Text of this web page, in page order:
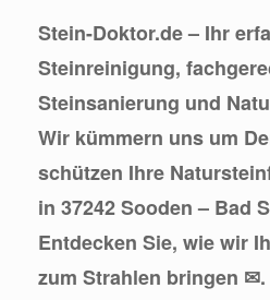
Stein-Doktor.de – Ihr
Steinreinigung,
Steinsanierung und
Wir kümmern uns um
schützen Ihre
in 37242 Sooden – Bad
Entdecken Sie, wie wir
zum Strahlen bringen ✉.